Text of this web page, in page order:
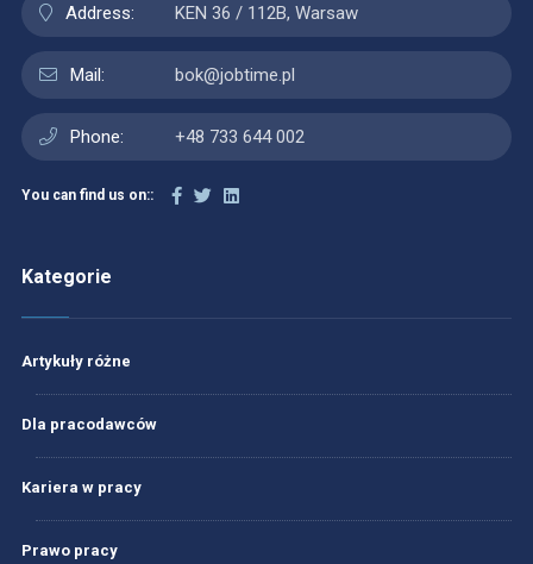
Address: KEN 36 / 112B, Warsaw
Mail: bok@jobtime.pl
Phone: +48 733 644 002
You can find us on::
Kategorie
Artykuły różne
Dla pracodawców
Kariera w pracy
Prawo pracy